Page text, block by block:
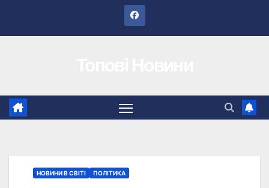
НОВИНИ В СВІТІ ПОЛІТИКА